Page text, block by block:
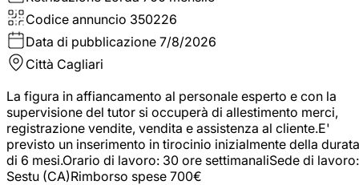
Codice annuncio 350226
Data di pubblicazione 7/8/2026
Città Cagliari
La figura in affiancamento al personale esperto e con la
supervisione del tutor si occuperà di allestimento merci,
registrazione vendite, vendita e assistenza al cliente.E'
previsto un inserimento in tirocinio inizialmente della durata
di 6 mesi.Orario di lavoro: 30 ore settimanaliSede di lavoro:
Sestu (CA)Rimborso spese 700€